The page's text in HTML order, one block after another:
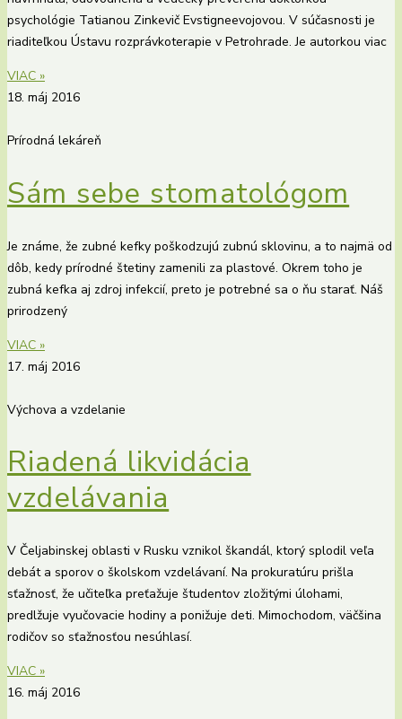
psychológie Tatianou Zinkevič Evstigneevojovou. V súčasnosti je
riaditeľkou Ústavu rozprávkoterapie v Petrohrade. Je autorkou viac
VIAC »
18. máj 2016
Prírodná lekáreň
Sám sebe stomatológom
Je známe, že zubné kefky poškodzujú zubnú sklovinu, a to najmä od
dôb, kedy prírodné štetiny zamenili za plastové. Okrem toho je
zubná kefka aj zdroj infekcií, preto je potrebné sa o ňu starať. Náš
prirodzený
VIAC »
17. máj 2016
Výchova a vzdelanie
Riadená likvidácia
vzdelávania
V Čeljabinskej oblasti v Rusku vznikol škandál, ktorý splodil veľa
debát a sporov o školskom vzdelávaní. Na prokuratúru prišla
sťažnosť, že učiteľka preťažuje študentov zložitými úlohami,
predlžuje vyučovacie hodiny a ponižuje deti. Mimochodom, väčšina
rodičov so sťažnosťou nesúhlasí.
VIAC »
16. máj 2016